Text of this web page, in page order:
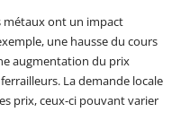
métaux ont un impact
une hausse du cours
augmentation du prix
La demande locale
prix, ceux-ci pouvant varier